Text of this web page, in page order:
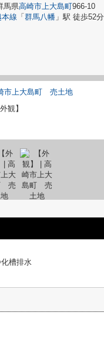
馬県高崎市上大島町966-10
線 「 群馬八幡 」駅 徒歩52分
外観】
槽排水